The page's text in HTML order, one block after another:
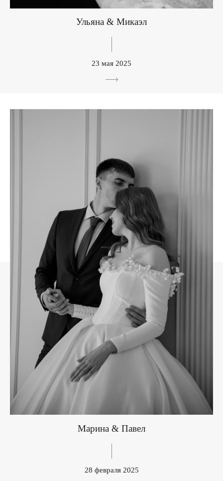
Ульяна & Микаэл
23 мая 2025
Марина & Павел
28 февраля 2025